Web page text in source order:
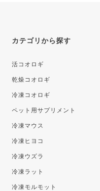
カテゴリから探す
活コオロギ
乾燥コオロギ
冷凍コオロギ
ペット用サプリメント
冷凍マウス
冷凍ヒヨコ
冷凍ウズラ
冷凍ラット
冷凍モルモット